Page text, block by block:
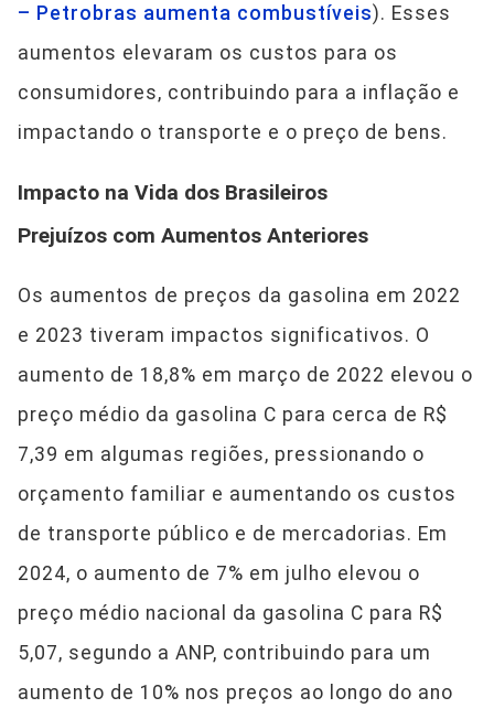
– Petrobras aumenta combustíveis). Esses
aumentos elevaram os custos para os
consumidores, contribuindo para a inflação e
impactando o transporte e o preço de bens.
Impacto na Vida dos Brasileiros
Prejuízos com Aumentos Anteriores
Os aumentos de preços da gasolina em 2022
e 2023 tiveram impactos significativos. O
aumento de 18,8% em março de 2022 elevou o
preço médio da gasolina C para cerca de R$
7,39 em algumas regiões, pressionando o
orçamento familiar e aumentando os custos
de transporte público e de mercadorias. Em
2024, o aumento de 7% em julho elevou o
preço médio nacional da gasolina C para R$
5,07, segundo a ANP, contribuindo para um
aumento de 10% nos preços ao longo do ano